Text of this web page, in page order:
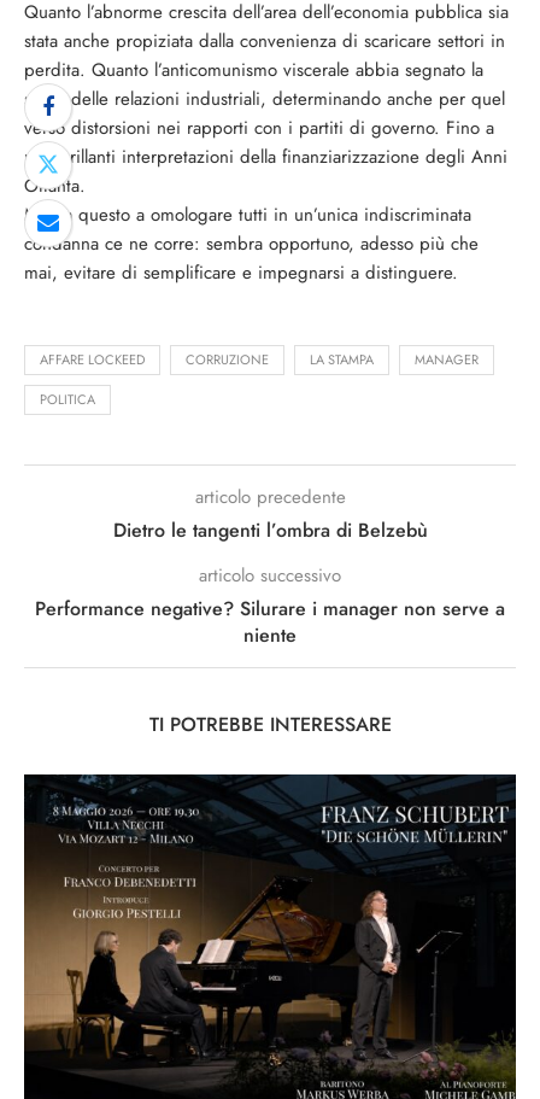
Quanto l’abnorme crescita dell’area dell’economia pubblica sia
stata anche propiziata dalla convenienza di scaricare settori in
perdita. Quanto l’anticomunismo viscerale abbia segnato la
storia delle relazioni industriali, determinando anche per quel
verso distorsioni nei rapporti con i partiti di governo. Fino a
non brillanti interpretazioni della finanziarizzazione degli Anni
Ottanta.
Ma da questo a omologare tutti in un’unica indiscriminata
condanna ce ne corre: sembra opportuno, adesso più che
mai, evitare di semplificare e impegnarsi a distinguere.
AFFARE LOCKEED CORRUZIONE LA STAMPA MANAGER
POLITICA
articolo precedente
Dietro le tangenti l’ombra di Belzebù
articolo successivo
Performance negative? Silurare i manager non serve a
niente
TI POTREBBE INTERESSARE